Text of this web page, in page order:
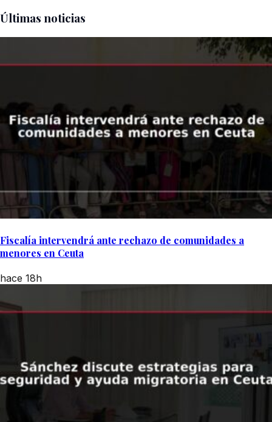
Últimas noticias
Fiscalía intervendrá ante rechazo de comunidades a
menores en Ceuta
hace 18h